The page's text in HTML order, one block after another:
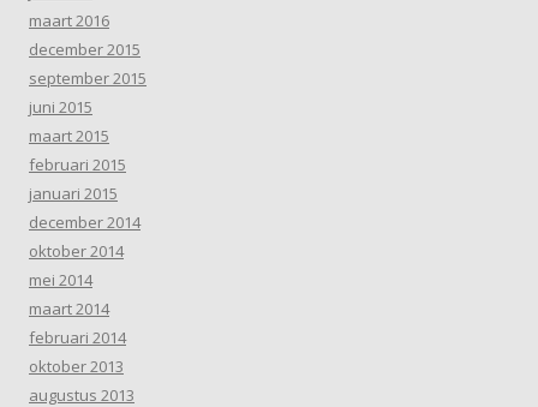
maart 2016
december 2015
september 2015
juni 2015
maart 2015
februari 2015
januari 2015
december 2014
oktober 2014
mei 2014
maart 2014
februari 2014
oktober 2013
augustus 2013